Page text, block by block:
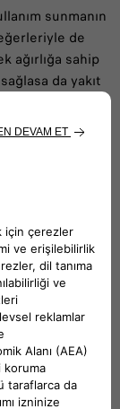
sunmanın
de
ağırlığa sahip
da yakıt
konfor ve
alınmalıdır.
yakıt
nasıl
üzerinde
kullanım
verebilir.